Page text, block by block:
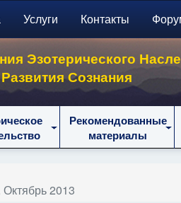
Услуги Контакты
Эзотерического
Сознания
Рекомендованные
материалы
2013